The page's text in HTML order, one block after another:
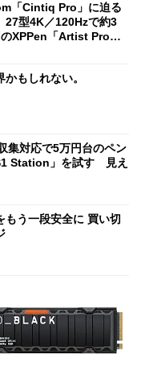
「Cintiq Pro」に迫る
型4K／120Hzで約3
XPPen「Artist Pro 2
もしれない。
集対応で5万円台のペン
Station」を試す 見え
もう一段安全に 買い切